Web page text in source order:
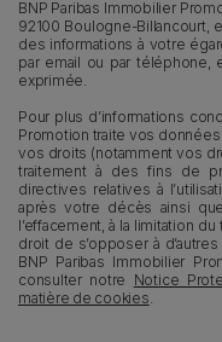
BNP Paribas Immobilier
92100 Boulogne-Billancourt,
des informations à votre
par email ou par téléphone,
exprimée.
Pour plus d’informations
Promotion traite vos
vos droits (notamment vos
traitement à des fins de
directives relatives à
après votre décès ainsi
l’effacement, à la limitation
droit de s’opposer à
BNP Paribas Immobilier
consulter notre Notice
matière de cookies.